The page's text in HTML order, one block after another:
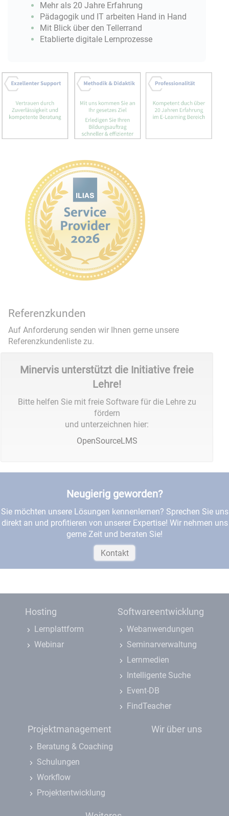
Mehr als 20 Jahre Erfahrung
Pädagogik und IT arbeiten Hand in Hand
Mit Blick über den Tellerrand
Etablierte digitale Lernprozesse
Referenzkunden
Auf Anforderung senden wir Ihnen gerne unsere
Referenzkundenliste zu.
Minervis unterstützt die Initiative freie
Lehre!
Bitte helfen Sie mit freie Software für die Lehre zu
fördern
und unterzeichnen hier:
OpenSourceLMS
Neugierig geworden?
Sie möchten unsere Lösungen kennenlernen? Sprechen Sie uns
direkt an und profitieren von unserer Expertise! Wir nehmen uns
gerne Zeit und beraten Sie!
Kontakt
Hosting
Lernplattform
Webinar
Softwareentwicklung
Webanwendungen
Seminarverwaltung
Lernmedien
Intelligente Suche
Event-DB
FindTeacher
Projektmanagement
Beratung & Coaching
Schulungen
Workflow
Projektentwicklung
Wir über uns